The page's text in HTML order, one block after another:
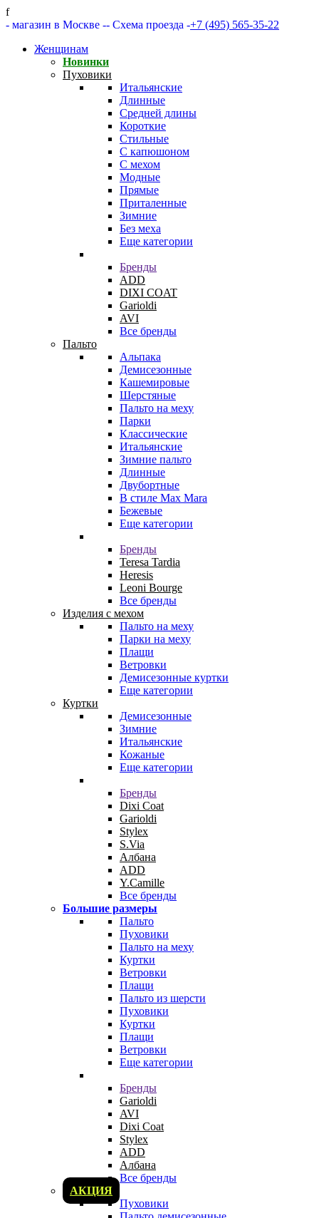
f
- магазин в Москве -- Схема проезда -+7 (495) 565-35-22
Женщинам
Новинки
Пуховики
Итальянские
Длинные
Средней длины
Короткие
Стильные
С капюшоном
С мехом
Модные
Прямые
Приталенные
Зимние
Без меха
Еще категории
Бренды
ADD
DIXI COAT
Garioldi
AVI
Все бренды
Пальто
Альпака
Демисезонные
Кашемировые
Шерстяные
Пальто на меху
Парки
Классические
Итальянские
Зимние пальто
Длинные
Двубортные
В стиле Max Mara
Бежевые
Еще категории
Бренды
Teresa Tardia
Heresis
Leoni Bourge
Все бренды
Изделия с мехом
Пальто на меху
Парки на меху
Плащи
Ветровки
Демисезонные куртки
Еще категории
Куртки
Демисезонные
Зимние
Итальянские
Кожаные
Еще категории
Бренды
Dixi Coat
Garioldi
Stylex
S.Via
Албана
ADD
Y.Camille
Все бренды
Большие размеры
Пальто
Пуховики
Пальто на меху
Куртки
Ветровки
Плащи
Пальто из шерсти
Пуховики
Куртки
Плащи
Ветровки
Еще категории
Бренды
Garioldi
AVI
Dixi Coat
Stylex
ADD
Албана
Все бренды
АКЦИЯ
Пуховики